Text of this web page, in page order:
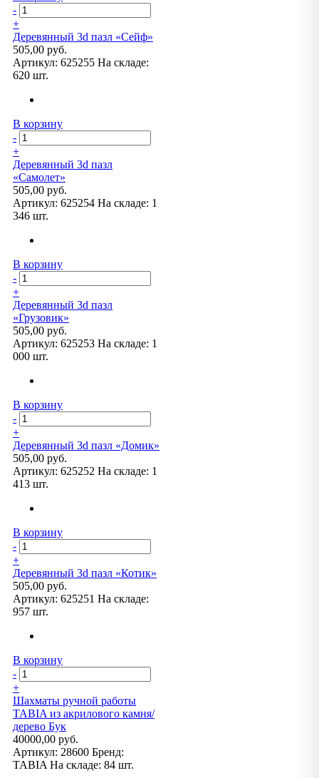
-
+
Деревянный 3d пазл «Сейф»
505,00 руб.
Артикул: 625255 На складе:
620 шт.
В корзину
-
+
Деревянный 3d пазл
«Самолет»
505,00 руб.
Артикул: 625254 На складе: 1
346 шт.
В корзину
-
+
Деревянный 3d пазл
«Грузовик»
505,00 руб.
Артикул: 625253 На складе: 1
000 шт.
В корзину
-
+
Деревянный 3d пазл «Домик»
505,00 руб.
Артикул: 625252 На складе: 1
413 шт.
В корзину
-
+
Деревянный 3d пазл «Котик»
505,00 руб.
Артикул: 625251 На складе:
957 шт.
В корзину
-
+
Шахматы ручной работы
TABIA из акрилового камня/
дерево Бук
40000,00 руб.
Артикул: 28600 Бренд:
TABIA На складе: 84 шт.